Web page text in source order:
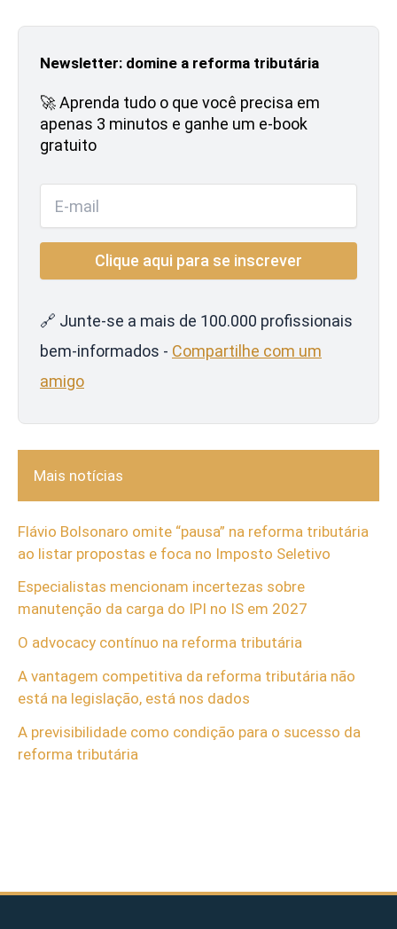
Newsletter: domine a reforma tributária
🚀 Aprenda tudo o que você precisa em
apenas 3 minutos e ganhe um e-book
gratuito
🔗 Junte-se a mais de 100.000 profissionais
bem-informados - Compartilhe com um
amigo
Mais notícias
Flávio Bolsonaro omite “pausa” na reforma tributária
ao listar propostas e foca no Imposto Seletivo
Especialistas mencionam incertezas sobre
manutenção da carga do IPI no IS em 2027
O advocacy contínuo na reforma tributária
A vantagem competitiva da reforma tributária não
está na legislação, está nos dados
A previsibilidade como condição para o sucesso da
reforma tributária